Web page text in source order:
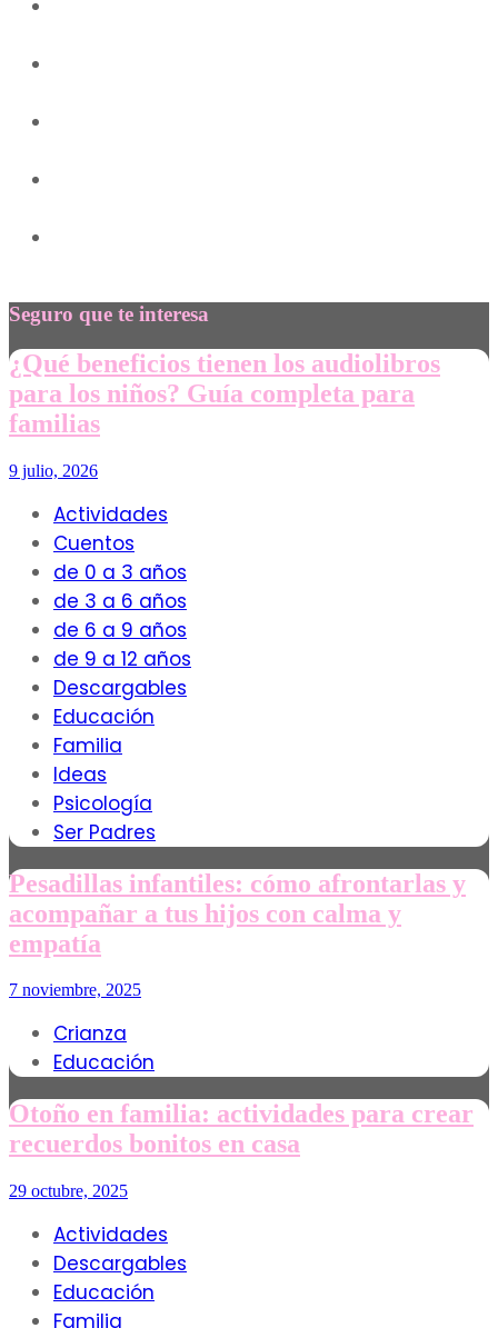
Seguro que te interesa
¿Qué beneficios tienen los audiolibros
para los niños? Guía completa para
familias
9 julio, 2026
Actividades
Cuentos
de 0 a 3 años
de 3 a 6 años
de 6 a 9 años
de 9 a 12 años
Descargables
Educación
Familia
Ideas
Psicología
Ser Padres
Pesadillas infantiles: cómo afrontarlas y
acompañar a tus hijos con calma y
empatía
7 noviembre, 2025
Crianza
Educación
Otoño en familia: actividades para crear
recuerdos bonitos en casa
29 octubre, 2025
Actividades
Descargables
Educación
Familia